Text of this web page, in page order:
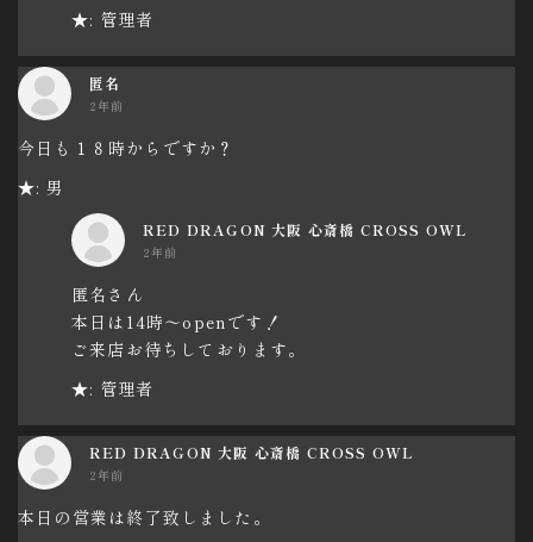
★: 管理者
匿名
2年前
今日も１８時からですか？
★: 男
RED DRAGON 大阪 心斎橋 CROSS OWL
2年前
匿名さん
本日は14時～openです！
ご来店お待ちしております。
★: 管理者
RED DRAGON 大阪 心斎橋 CROSS OWL
2年前
本日の営業は終了致しました。